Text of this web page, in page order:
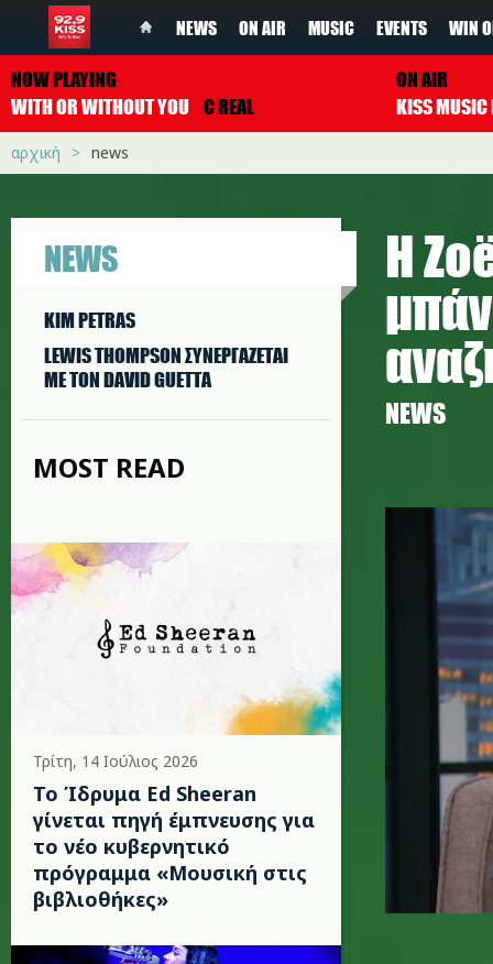
NEWS ON AIR MUSIC EVENTS WIN
NOW PLAYING
WITH OR WITHOUT YOU C REAL
ON AIR
αρχική news
NEWS
KIM PETRAS
LEWIS THOMPSON ΣΥΝΕΡΓAΖΕΤΑΙ
ΜΕ ΤΟΝ DAVID GUETTA
MOST READ
Τρίτη, 14 Ιούλιος 2026
Το Ίδρυμα Ed Sheeran
γίνεται πηγή έμπνευσης για
το νέο κυβερνητικό
πρόγραμμα «Μουσική στις
βιβλιοθήκες»
Η
NEWS
zoe_.png